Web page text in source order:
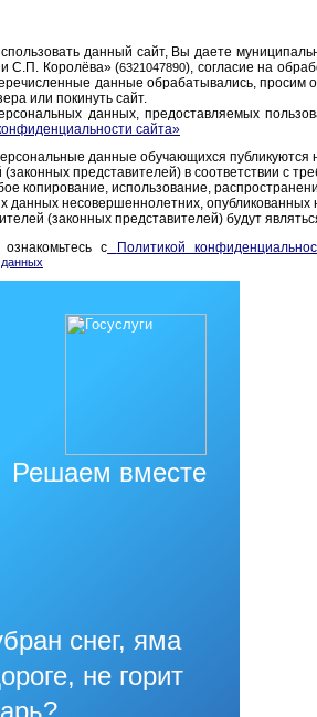
данный сайт, Вы даете
С.П. Королёва» (6321047890), согласие на
данные обрабатывались, просим
или покинуть сайт.
данных, предоставляемых
сайта»
данные обучающихся
(законных представителей) в соответствии с
копирование, использование,
данных несовершеннолетних,
(законных представителей) будут
с
Политикой
Решаем вместе
снег, яма
не горит
психолого-­педагогическую, методическую и